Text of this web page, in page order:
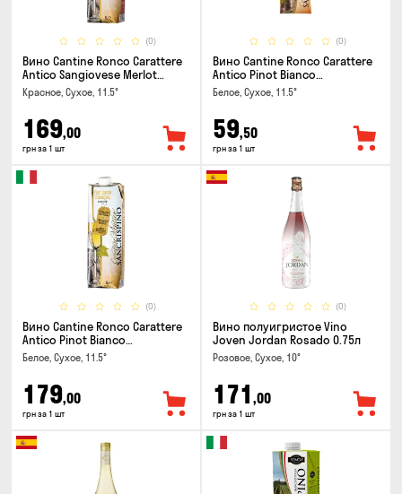
(0)
Вино Cantine Ronco Carattere
Antico Sangiovese Merlot
Rubicone IGT 1л
Красное, Сухое, 11.5°
169,00
грн за 1 шт
(0)
Вино Cantine Ronco Carattere
Antico Pinot Bianco
Chardonnay Rubicone IGT 0.25л
Белое, Сухое, 11.5°
59,50
грн за 1 шт
(0)
Вино Cantine Ronco Carattere
Antico Pinot Bianco
Chardonnay Rubicone IGT 1л
Белое, Сухое, 11.5°
179,00
грн за 1 шт
(0)
Вино полуигристое Vino
Joven Jordan Rosado 0.75л
Розовое, Сухое, 10°
171 ,00
грн за 1 шт